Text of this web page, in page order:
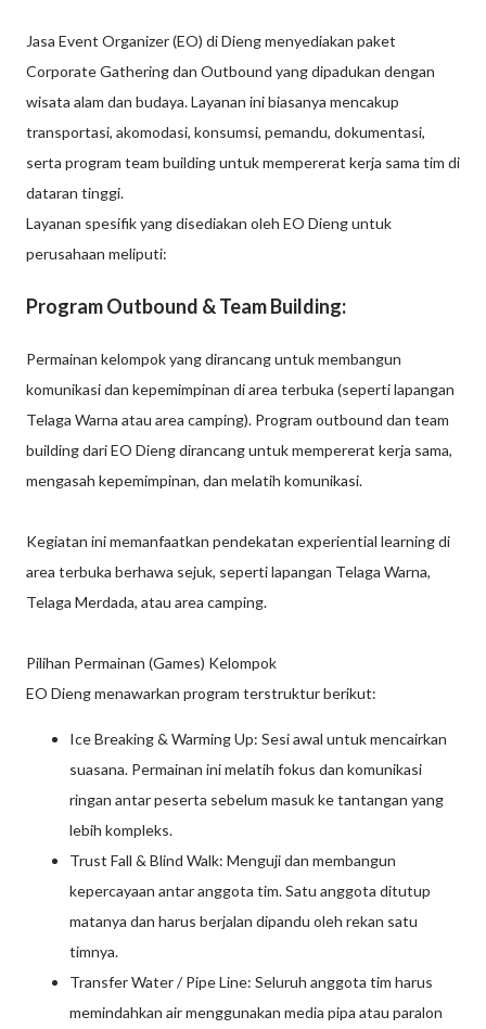
Jasa Event Organizer (EO) di Dieng menyediakan paket
Corporate Gathering dan Outbound yang dipadukan dengan
wisata alam dan budaya. Layanan ini biasanya mencakup
transportasi, akomodasi, konsumsi, pemandu, dokumentasi,
serta program team building untuk mempererat kerja sama tim di
dataran tinggi.
Layanan spesifik yang disediakan oleh EO Dieng untuk
perusahaan meliputi:
Program Outbound & Team Building:
Permainan kelompok yang dirancang untuk membangun
komunikasi dan kepemimpinan di area terbuka (seperti lapangan
Telaga Warna atau area camping). Program outbound dan team
building dari EO Dieng dirancang untuk mempererat kerja sama,
mengasah kepemimpinan, dan melatih komunikasi.
Kegiatan ini memanfaatkan pendekatan experiential learning di
area terbuka berhawa sejuk, seperti lapangan Telaga Warna,
Telaga Merdada, atau area camping.
Pilihan Permainan (Games) Kelompok
EO Dieng menawarkan program terstruktur berikut:
Ice Breaking & Warming Up: Sesi awal untuk mencairkan
suasana. Permainan ini melatih fokus dan komunikasi
ringan antar peserta sebelum masuk ke tantangan yang
lebih kompleks.
Trust Fall & Blind Walk: Menguji dan membangun
kepercayaan antar anggota tim. Satu anggota ditutup
matanya dan harus berjalan dipandu oleh rekan satu
timnya.
Transfer Water / Pipe Line: Seluruh anggota tim harus
memindahkan air menggunakan media pipa atau paralon